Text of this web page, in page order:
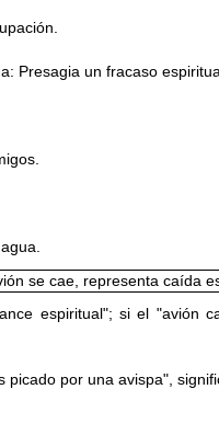
Presagia un fracaso
espiritual"; si el "avión
por una avispa",